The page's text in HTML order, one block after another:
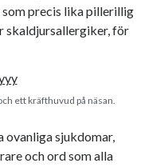
precis lika pillerillig
skaldjursallergiker, för
ett kräfthuvud på näsan.
ovanliga sjukdomar,
och ord som alla